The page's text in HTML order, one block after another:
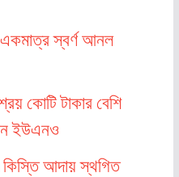
একমাত্র স্বর্ণ আনল
কোটি টাকার বেশি
ইউএনও
কিস্তি আদায় স্থগিত